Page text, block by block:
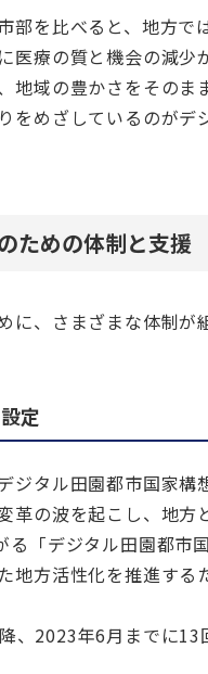
を比べると、地方で
療の質と機会の減少
地域の豊かさをその
をめざしているのがデ
ための体制と支援
に、さまざまな体制が
定
タル田園都市国家構
革の波を起こし、地方
る「デジタル田園都市
地方活性化を推進す
2023年6月までに13